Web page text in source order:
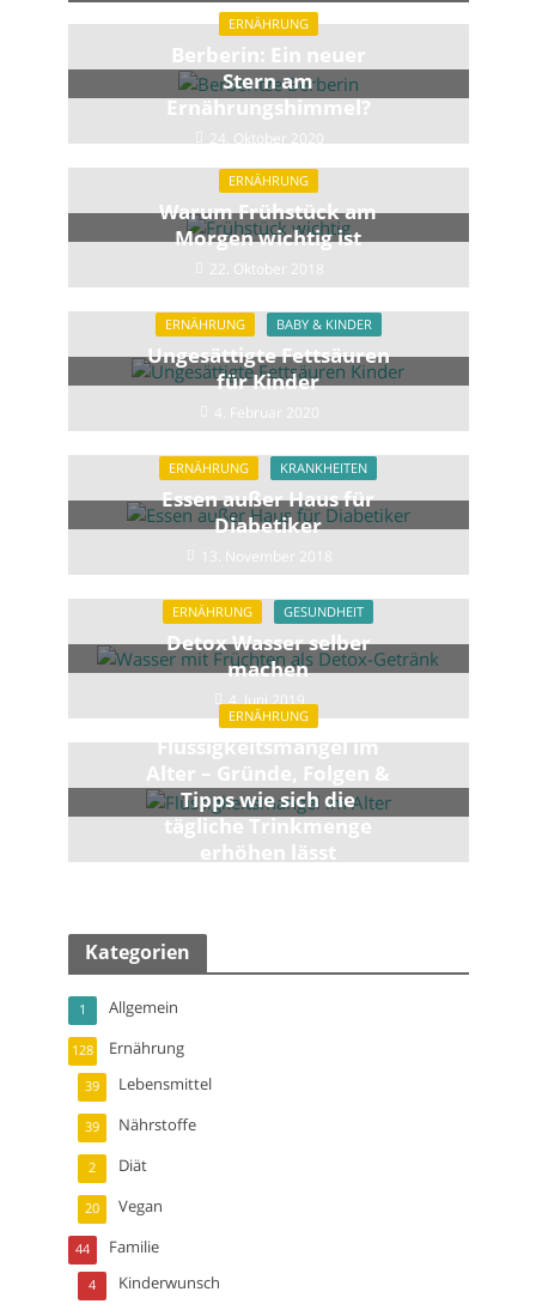
ERNÄHRUNG
Berberin: Ein neuer
Stern am
Ernährungshimmel?
24. Oktober 2020
ERNÄHRUNG
Warum Frühstück am
Morgen wichtig ist
22. Oktober 2018
ERNÄHRUNG BABY & KINDER
Ungesättigte Fettsäuren
für Kinder
4. Februar 2020
ERNÄHRUNG KRANKHEITEN
Essen außer Haus für
Diabetiker
13. November 2018
ERNÄHRUNG GESUNDHEIT
Detox Wasser selber
machen
4. Juni 2019
ERNÄHRUNG
Flüssigkeitsmangel im
Alter – Gründe, Folgen &
Tipps wie sich die
tägliche Trinkmenge
erhöhen lässt
Kategorien
Allgemein
1
Ernährung
128
Lebensmittel
39
Nährstoffe
39
Diät
2
Vegan
20
Familie
44
Kinderwunsch
4